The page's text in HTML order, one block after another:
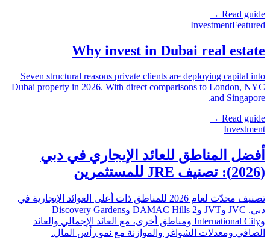
Read guide →
InvestmentFeatured
Why invest in Dubai real estate
Seven structural reasons private clients are deploying capital into
Dubai property in 2026. With direct comparisons to London, NYC
and Singapore.
Read guide →
Investment
أفضل المناطق للعائد الإيجاري في دبي
(2026): تصنيف JRE للمستثمرين
تصنيف محدّث لعام 2026 للمناطق ذات أعلى العوائد الإيجارية في
دبي. JVC وJVT وDAMAC Hills 2 وDiscovery Gardens
وInternational City ومناطق أخرى، مع العائد الإجمالي والعائد
الصافي ومعدلات الشواغر والموازنة مع نمو رأس المال.